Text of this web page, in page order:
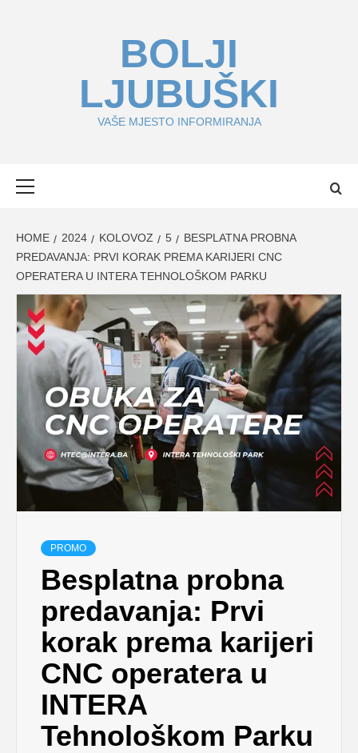
BOLJI
LJUBUŠKI
VAŠE MJESTO INFORMIRANJA
HOME 2024 KOLOVOZ 5
BESPLATNA PROBNA
PREDAVANJA: PRVI KORAK PREMA KARIJERI CNC
OPERATERA U INTERA TEHNOLOŠKOM PARKU
PROMO
Besplatna probna
predavanja: Prvi
korak prema karijeri
CNC operatera u
INTERA
Tehnološkom Parku